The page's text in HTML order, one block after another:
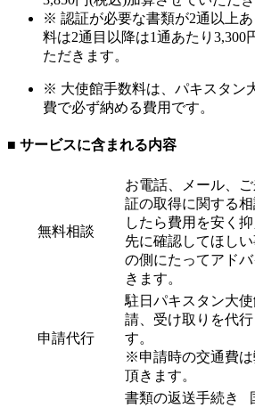
※ 認証が必要な書類が2通以上
料は2通目以降は1通あたり3,300
ただきます。
※ 大使館手数料は、パキスタン
費で必ず納める費用です。
■ サービスに含まれる内容
無料相談
お電話、メール、
証の取得に関する
したら費用を安く
先に確認してほし
の側にたってアド
きます。
申請代行
駐日パキスタン大
請、受け取りを代
す。
※申請時の交通費
頂きます。
書類の返送手続き